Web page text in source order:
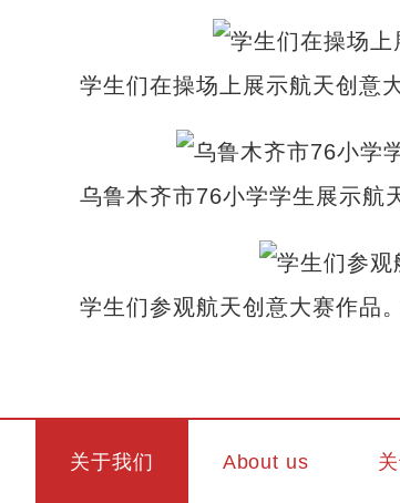
学生们在操场上展示航天创意
乌鲁木齐市76小学学生展示航
学生们参观航天创意大赛作品
关于我们 About us